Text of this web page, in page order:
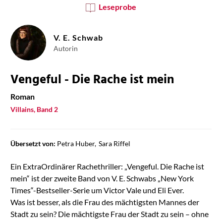
Leseprobe
V. E. Schwab
Autorin
Vengeful - Die Rache ist mein
Roman
Villains, Band 2
Übersetzt von: Petra Huber Sara Riffel
Ein ExtraOrdinärer Rachethriller: „Vengeful. Die Rache ist
mein“ ist der zweite Band von V. E. Schwabs „New York
Times“-Bestseller-Serie um Victor Vale und Eli Ever.
Was ist besser, als die Frau des mächtigsten Mannes der
Stadt zu sein? Die mächtigste Frau der Stadt zu sein – ohne